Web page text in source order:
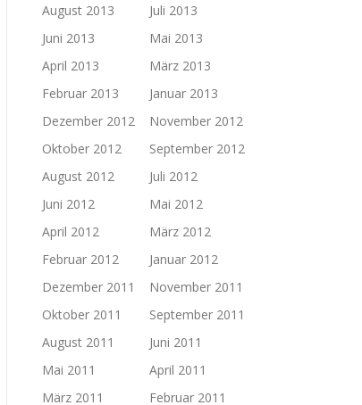
August 2013
Juli 2013
Juni 2013
Mai 2013
April 2013
März 2013
Februar 2013
Januar 2013
Dezember 2012
November 2012
Oktober 2012
September 2012
August 2012
Juli 2012
Juni 2012
Mai 2012
April 2012
März 2012
Februar 2012
Januar 2012
Dezember 2011
November 2011
Oktober 2011
September 2011
August 2011
Juni 2011
Mai 2011
April 2011
März 2011
Februar 2011